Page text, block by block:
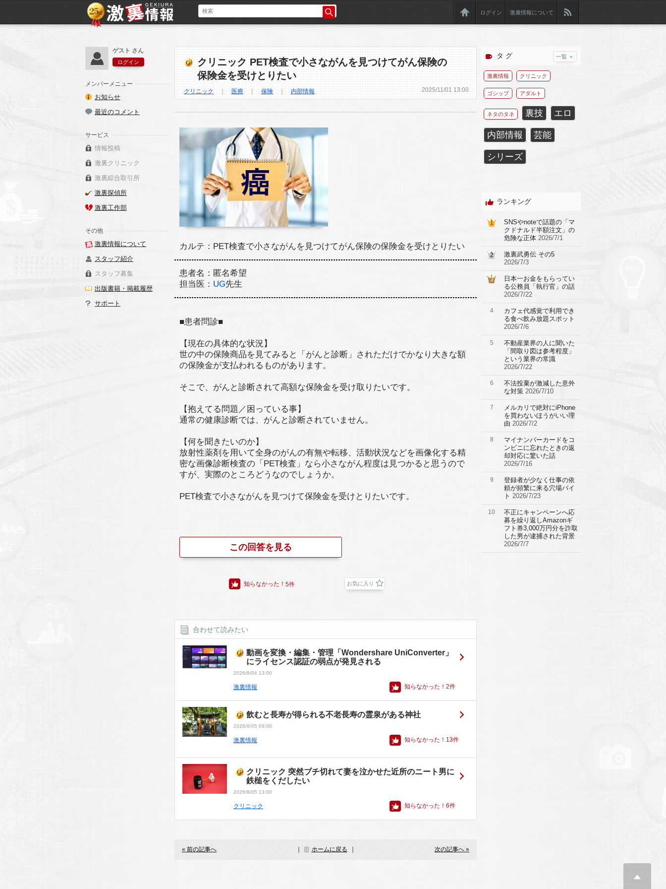
ログイン 激裏情報について
クリニック PET検査で小さながんを見つけてがん保険の
保険金を受けとりたい
クリニック 医療 保険 内部情報 2025/11/01 13:00
カルテ：PET検査で小さながんを見つけてがん保険の保険金を受けとりたい
患者名：匿名希望
担当医： UG先生
■患者問診■
【現在の具体的な状況】
世の中の保険商品を見てみると「がんと診断」されただけでかなり大きな額
の保険金が支払われるものがあります。
そこで、がんと診断されて高額な保険金を受け取りたいです。
【抱えてる問題／困っている事】
通常の健康診断では、がんと診断されていません。
【何を聞きたいのか】
放射性薬剤を用いて全身のがんの有無や転移、活動状況などを画像化する精
密な画像診断検査の「PET検査」なら小さながん程度は見つかると思うので
すが、実際のところどうなのでしょうか。
PET検査で小さながんを見つけて保険金を受けとりたいです。
この回答を見る
知らなかった！ 5件 お気に入り
合わせて読みたい
動画を変換・編集・管理「Wondershare UniConverter」
にライセンス認証の弱点が発見される
2026/8/04 13:00
激裏情報 知らなかった！ 2件
飲むと長寿が得られる不老長寿の霊泉がある神社
2026/8/05 09:00
激裏情報 知らなかった！ 13件
クリニック 突然ブチ切れて妻を泣かせた近所のニート男に
鉄槌をくだしたい
2026/8/05 13:00
クリニック 知らなかった！ 6件
« 前の記事へ ｜ ホームに戻る ｜ 次の記事へ »
ゲスト さん
ログイン
メンバーメニュー
お知らせ
最近のコメント
サービス
情報投稿
激裏クリニック
激裏綜合取引所
激裏探偵所
激裏工作部
その他
激裏情報について
スタッフ紹介
スタッフ募集
出版書籍・掲載履歴
サポート
タ グ 一覧 ＋
激裏情報 クリニック
ゴシップ アダルト
ネタのタネ 裏技 エロ
内部情報 芸能
シリーズ
ランキング
1
SNSやnoteで話題の「マ
クドナルド半額注文」の
危険な正体 2026/7/1
2
激裏武勇伝 その5
2026/7/3
3
日本一お金をもらってい
る公務員「執行官」の話
2026/7/22
4
カフェ代感覚で利用でき
る食べ飲み放題スポット
2026/7/6
5
不動産業界の人に聞いた
「間取り図は参考程度」
という業界の常識
2026/7/22
6
不法投棄が激減した意外
な対策 2026/7/10
7
メルカリで絶対にiPhone
を買わないほうがいい理
由 2026/7/2
8
マイナンバーカードをコ
ンビニに忘れたときの返
却対応に驚いた話
2026/7/16
9
登録者が少なく仕事の依
頼が頻繁に来る穴場バイ
ト 2026/7/23
10
不正にキャンペーンへ応
募を繰り返しAmazonギ
フト券3,000万円分を詐取
した男が逮捕された背景
2026/7/7